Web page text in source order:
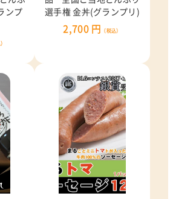
ンプ
選手権 金丼(グランプリ)
2,700 円 （税込）